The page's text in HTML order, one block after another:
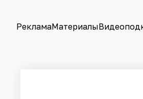
РекламаМатериалы